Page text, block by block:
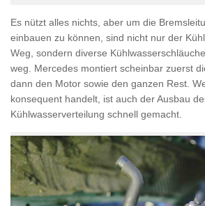
Es nützt alles nichts, aber um die
einbauen zu können, sind nicht nur der
Weg, sondern diverse
weg. Mercedes montiert scheinbar zuerst
dann den Motor sowie den ganzen Rest.
konsequent handelt, ist auch der Ausbau
Kühlwasserverteilung schnell gemacht.